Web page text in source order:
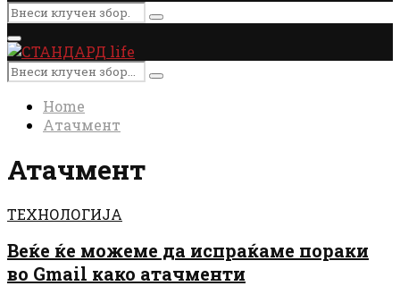
Search
for:
Search
Primary
Menu
Search
for:
Search
Home
Атачмент
Атачмент
ТЕХНОЛОГИЈА
Веќе ќе можеме да испраќаме пораки
во Gmail како атачменти